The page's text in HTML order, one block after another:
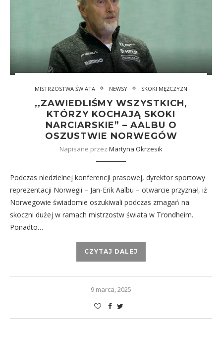
MISTRZOSTWA ŚWIATA NEWSY SKOKI MĘŻCZYZN
,,ZAWIEDLIŚMY WSZYSTKICH,
KTÓRZY KOCHAJĄ SKOKI
NARCIARSKIE” – AALBU O
OSZUSTWIE NORWEGÓW
Napisane przez Martyna Okrzesik
Podczas niedzielnej konferencji prasowej, dyrektor sportowy
reprezentacji Norwegii – Jan-Erik Aalbu – otwarcie przyznał, iż
Norwegowie świadomie oszukiwali podczas zmagań na
skoczni dużej w ramach mistrzostw świata w Trondheim.
Ponadto…
CZYTAJ DALEJ
9 marca, 2025